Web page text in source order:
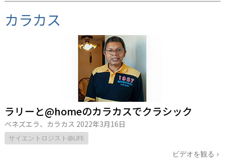
カラカス
ラリーと@homeのカラカスでクラシック
ベネズエラ、カラカス 2022年3月16日
サイエントロジスト@LIFE
ビデオを観る